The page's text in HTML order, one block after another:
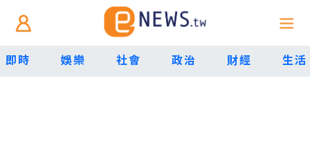
即時 娛樂 社會 政治 財經 生活